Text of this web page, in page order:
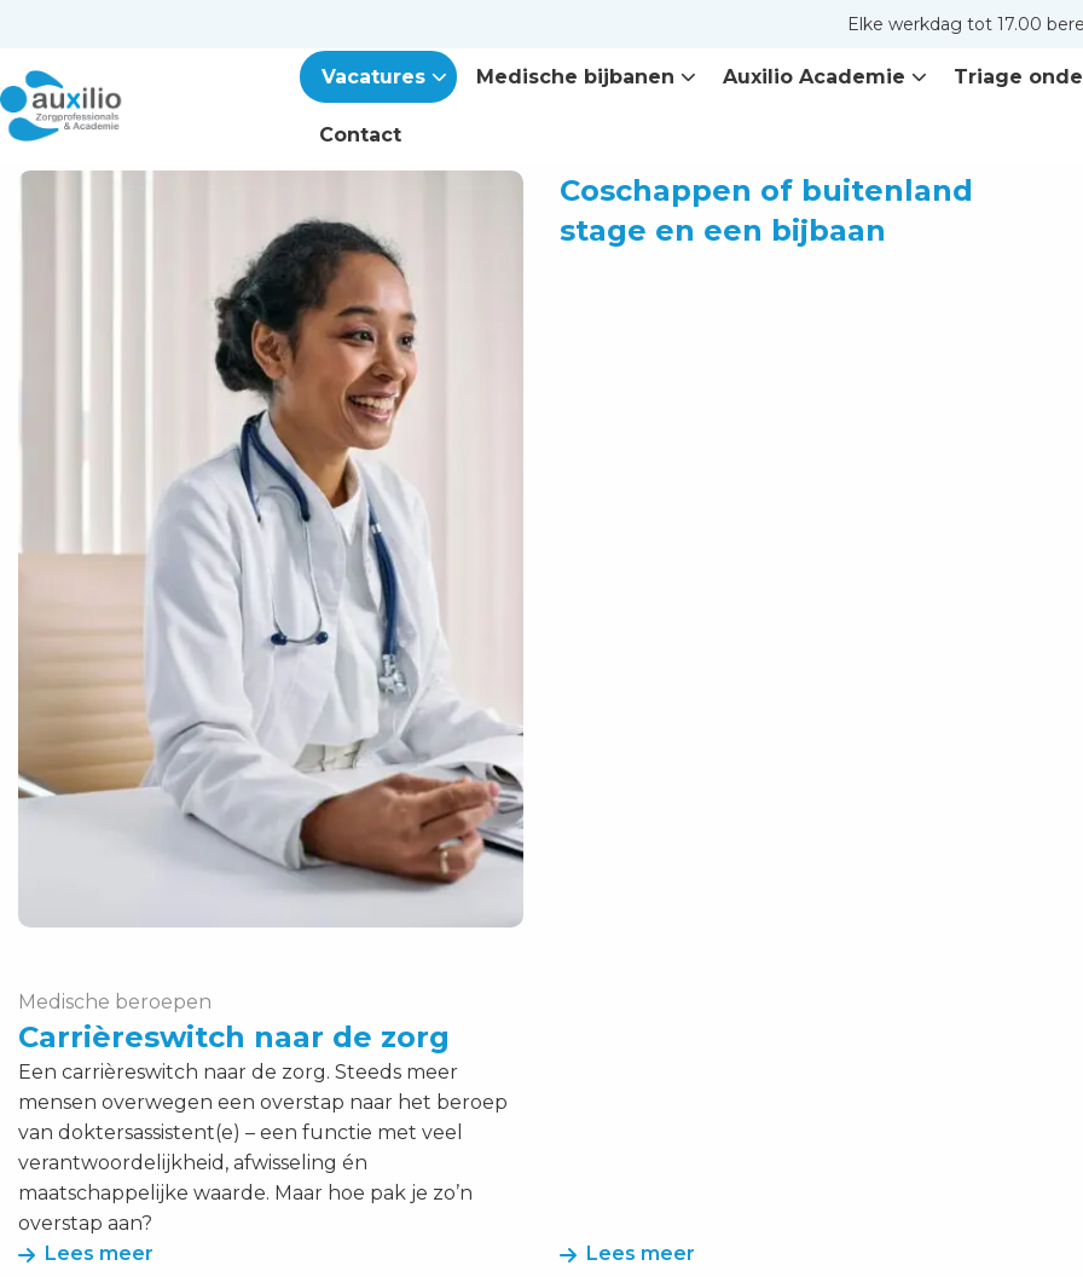
Elke werkdag tot 17.00
Vacatures Medische bijbanen Auxilio Academie Triage
Contact
Medische beroepen
Carrièreswitch naar de zorg
Een carrièreswitch naar de zorg. Steeds meer
mensen overwegen een overstap naar het beroep
van doktersassistent(e) – een functie met veel
verantwoordelijkheid, afwisseling én
maatschappelijke waarde. Maar hoe pak je zo’n
overstap aan?
Lees meer
Coschappen of buitenland
stage en een bijbaan
Lees meer
Lees
over